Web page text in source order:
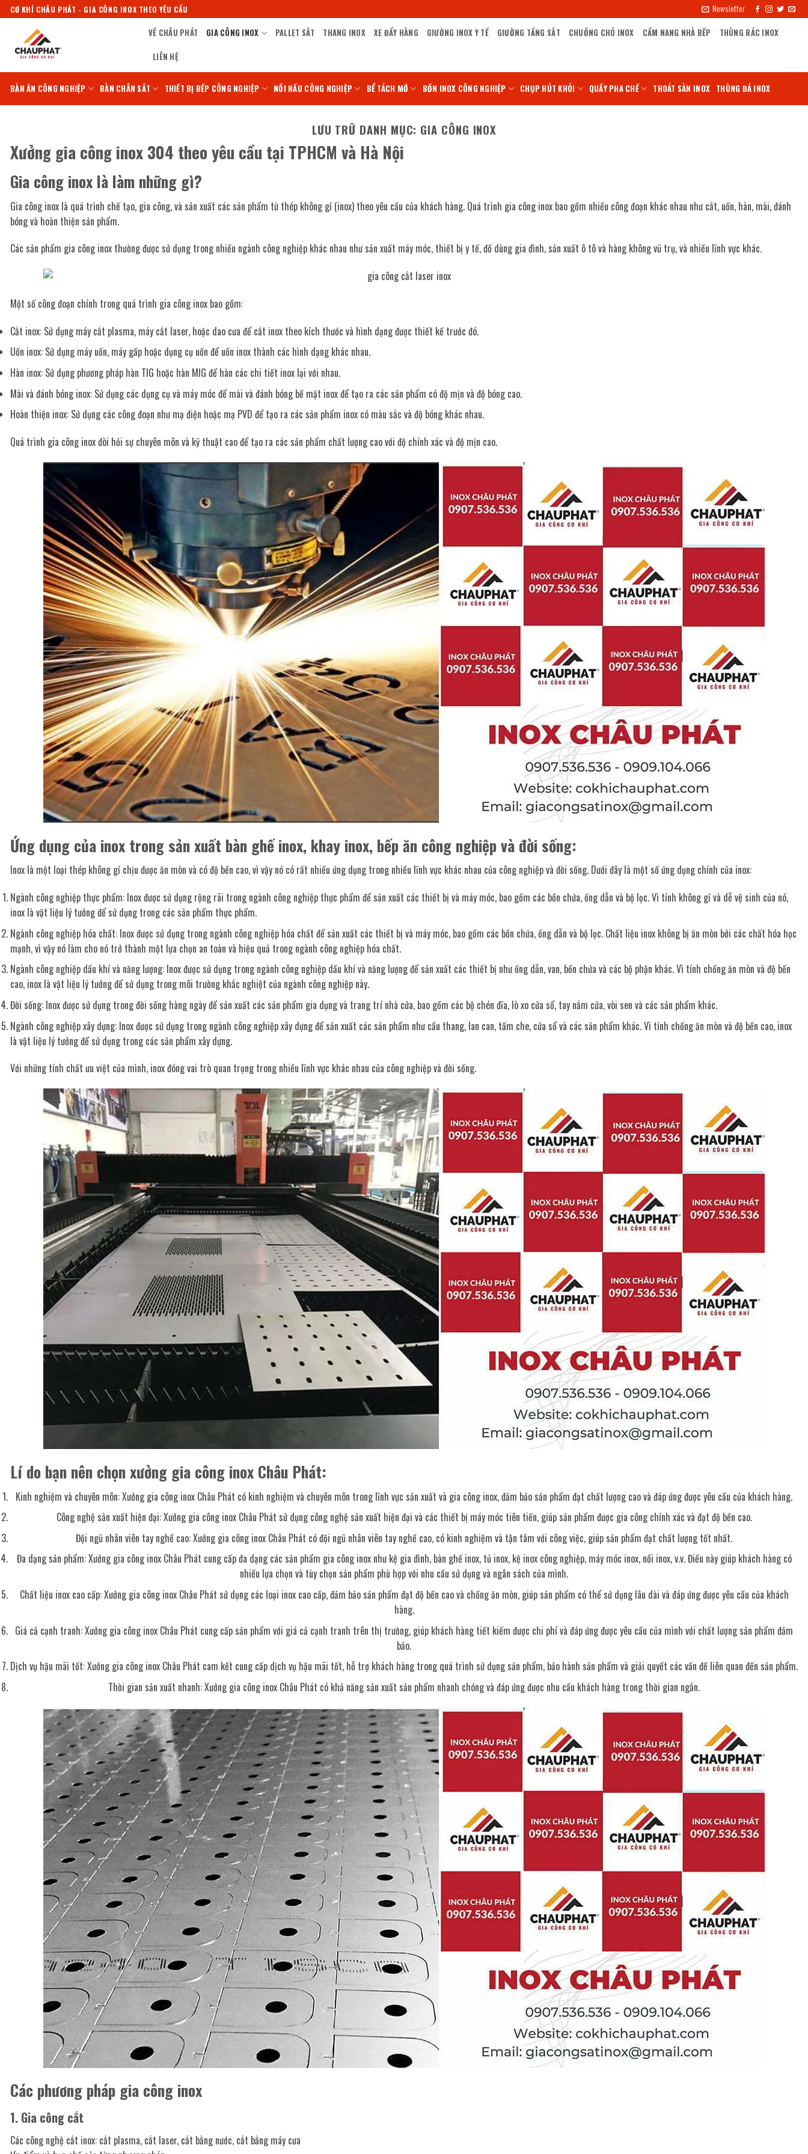
qua
dung
CƠ KHÍ CHÂU PHÁT - GIA CÔNG INOX THEO YÊU CẦU Newsletter
VỀ CHÂU PHÁT GIA CÔNG INOX PALLET SẮT THANG INOX XE ĐẨY HÀNG GIƯỜNG INOX Y TẾ GIƯỜNG TẦNG SẮT CHUỒNG CHÓ INOX CẨM NANG NHÀ BẾP THÙNG RÁC INOX
LIÊN HỆ
BÀN ĂN CÔNG NGHIỆP BÀN CHÂN SẮT THIẾT BỊ BẾP CÔNG NGHIỆP NỒI NẤU CÔNG NGHIỆP BỂ TÁCH MỠ BỒN INOX CÔNG NGHIỆP CHỤP HÚT KHÓI QUẦY PHA CHẾ THOÁT SÀN INOX THÙNG ĐÁ INOX
LƯU TRỮ DANH MỤC: GIA CÔNG INOX
Xưởng gia công inox 304 theo yêu cầu tại TPHCM và Hà Nội
Gia công inox là làm những gì?
Gia công inox là quá trình chế tạo, gia công, và sản xuất các sản phẩm từ thép không gỉ (inox) theo yêu cầu của khách hàng. Quá trình gia công inox bao gồm nhiều công đoạn khác nhau như cắt, uốn, hàn, mài, đánh
bóng và hoàn thiện sản phẩm.
Các sản phẩm gia công inox thường được sử dụng trong nhiều ngành công nghiệp khác nhau như sản xuất máy móc, thiết bị y tế, đồ dùng gia đình, sản xuất ô tô và hàng không vũ trụ, và nhiều lĩnh vực khác.
Một số công đoạn chính trong quá trình gia công inox bao gồm:
Cắt inox: Sử dụng máy cắt plasma, máy cắt laser, hoặc dao cưa để cắt inox theo kích thước và hình dạng được thiết kế trước đó.
Uốn inox: Sử dụng máy uốn, máy gấp hoặc dụng cụ uốn để uốn inox thành các hình dạng khác nhau.
Hàn inox: Sử dụng phương pháp hàn TIG hoặc hàn MIG để hàn các chi tiết inox lại với nhau.
Mài và đánh bóng inox: Sử dụng các dụng cụ và máy móc để mài và đánh bóng bề mặt inox để tạo ra các sản phẩm có độ mịn và độ bóng cao.
Hoàn thiện inox: Sử dụng các công đoạn như mạ điện hoặc mạ PVD để tạo ra các sản phẩm inox có màu sắc và độ bóng khác nhau.
Quá trình gia công inox đòi hỏi sự chuyên môn và kỹ thuật cao để tạo ra các sản phẩm chất lượng cao với độ chính xác và độ mịn cao.
Ứng dụng của inox trong sản xuất bàn ghế inox, khay inox, bếp ăn công nghiệp và đời sống:
Inox là một loại thép không gỉ chịu được ăn mòn và có độ bền cao, vì vậy nó có rất nhiều ứng dụng trong nhiều lĩnh vực khác nhau của công nghiệp và đời sống. Dưới đây là một số ứng dụng chính của inox:
Ngành công nghiệp thực phẩm: Inox được sử dụng rộng rãi trong ngành công nghiệp thực phẩm để sản xuất các thiết bị và máy móc, bao gồm các bồn chứa, ống dẫn và bộ lọc. Vì tính không gỉ và dễ vệ sinh của nó,
inox là vật liệu lý tưởng để sử dụng trong các sản phẩm thực phẩm.
Ngành công nghiệp hóa chất: Inox được sử dụng trong ngành công nghiệp hóa chất để sản xuất các thiết bị và máy móc, bao gồm các bồn chứa, ống dẫn và bộ lọc. Chất liệu inox không bị ăn mòn bởi các chất hóa học
mạnh, vì vậy nó làm cho nó trở thành một lựa chọn an toàn và hiệu quả trong ngành công nghiệp hóa chất.
Ngành công nghiệp dầu khí và năng lượng: Inox được sử dụng trong ngành công nghiệp dầu khí và năng lượng để sản xuất các thiết bị như ống dẫn, van, bồn chứa và các bộ phận khác. Vì tính chống ăn mòn và độ bền
cao, inox là vật liệu lý tưởng để sử dụng trong môi trường khắc nghiệt của ngành công nghiệp này.
Đời sống: Inox được sử dụng trong đời sống hàng ngày để sản xuất các sản phẩm gia dụng và trang trí nhà cửa, bao gồm các bộ chén đĩa, lò xo cửa sổ, tay nắm cửa, vòi sen và các sản phẩm khác.
Ngành công nghiệp xây dựng: Inox được sử dụng trong ngành công nghiệp xây dựng để sản xuất các sản phẩm như cầu thang, lan can, tấm che, cửa sổ và các sản phẩm khác. Vì tính chống ăn mòn và độ bền cao, inox
là vật liệu lý tưởng để sử dụng trong các sản phẩm xây dựng.
Với những tính chất ưu việt của mình, inox đóng vai trò quan trọng trong nhiều lĩnh vực khác nhau của công nghiệp và đời sống.
Lí do bạn nên chọn xưởng gia công inox Châu Phát:
Kinh nghiệm và chuyên môn: Xưởng gia công inox Châu Phát có kinh nghiệm và chuyên môn trong lĩnh vực sản xuất và gia công inox, đảm bảo sản phẩm đạt chất lượng cao và đáp ứng được yêu cầu của khách hàng.
Công nghệ sản xuất hiện đại: Xưởng gia công inox Châu Phát sử dụng công nghệ sản xuất hiện đại và các thiết bị máy móc tiên tiến, giúp sản phẩm được gia công chính xác và đạt độ bền cao.
Đội ngũ nhân viên tay nghề cao: Xưởng gia công inox Châu Phát có đội ngũ nhân viên tay nghề cao, có kinh nghiệm và tận tâm với công việc, giúp sản phẩm đạt chất lượng tốt nhất.
Đa dạng sản phẩm: Xưởng gia công inox Châu Phát cung cấp đa dạng các sản phẩm gia công inox như kệ gia đình, bàn ghế inox, tủ inox, kệ inox công nghiệp, máy móc inox, nồi inox, v.v. Điều này giúp khách hàng có
nhiều lựa chọn và tùy chọn sản phẩm phù hợp với nhu cầu sử dụng và ngân sách của mình.
Chất liệu inox cao cấp: Xưởng gia công inox Châu Phát sử dụng các loại inox cao cấp, đảm bảo sản phẩm đạt độ bền cao và chống ăn mòn, giúp sản phẩm có thể sử dụng lâu dài và đáp ứng được yêu cầu của khách
hàng.
Giá cả cạnh tranh: Xưởng gia công inox Châu Phát cung cấp sản phẩm với giá cả cạnh tranh trên thị trường, giúp khách hàng tiết kiếm được chi phí và đáp ứng được yêu cầu của mình với chất lượng sản phẩm đảm
bảo.
Dịch vụ hậu mãi tốt: Xưởng gia công inox Châu Phát cam kết cung cấp dịch vụ hậu mãi tốt, hỗ trợ khách hàng trong quá trình sử dụng sản phẩm, bảo hành sản phẩm và giải quyết các vấn đề liên quan đến sản phẩm.
Thời gian sản xuất nhanh: Xưởng gia công inox Châu Phát có khả năng sản xuất sản phẩm nhanh chóng và đáp ứng được nhu cầu khách hàng trong thời gian ngắn.
Các phương pháp gia công inox
1. Gia công cắt
Các công nghệ cắt inox: cắt plasma, cắt laser, cắt bằng nước, cắt bằng máy cưa